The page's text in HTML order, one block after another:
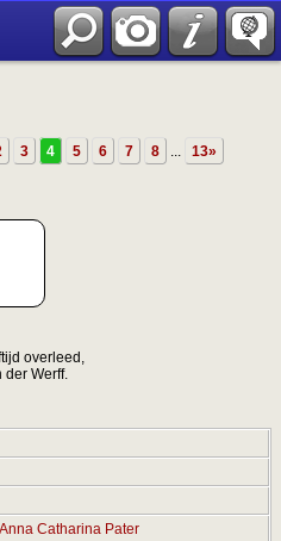
3 4 5 6 7 8 ... 13»
overleed,
der Werff.
Anna Catharina Pater